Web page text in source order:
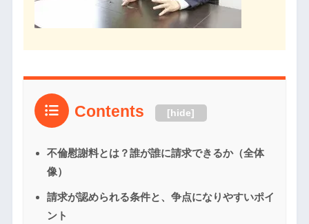
Contents [hide]
不倫慰謝料とは？誰が誰に請求できるか（全体
像）
請求が認められる条件と、争点になりやすいポイ
ント